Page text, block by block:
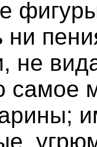
ни
не
самое